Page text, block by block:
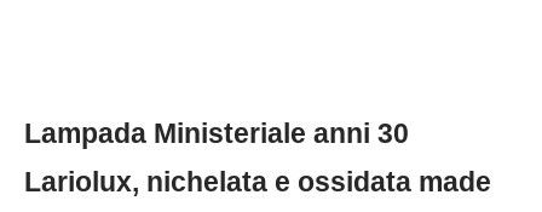
Lampada Ministeriale anni 30
Lariolux, nichelata e ossidata made